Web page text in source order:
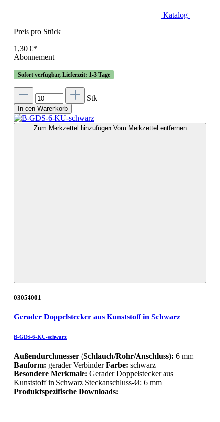
Katalog
Preis pro Stück
1,30 €*
Abonnement
Sofort verfügbar, Lieferzeit: 1-3 Tage
Stk
In den Warenkorb
Zum Merkzettel hinzufügen Vom Merkzettel entfernen
03054001
Gerader Doppelstecker aus Kunststoff in Schwarz
B-GDS-6-KU-schwarz
Außendurchmesser (Schlauch/Rohr/Anschluss): 6 mm
Bauform: gerader VerbinderFarbe: schwarz
Besondere Merkmale: Gerader Doppelstecker aus
Kunststoff in Schwarz Steckanschluss-Ø: 6 mm
Produktspezifische Downloads: